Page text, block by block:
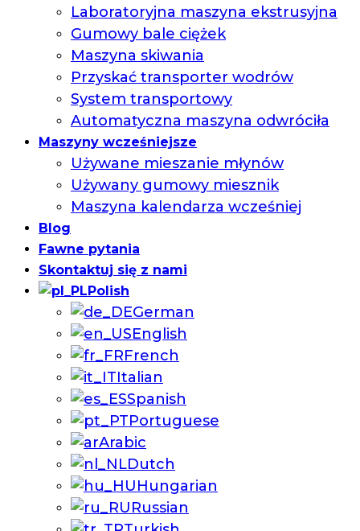
Laboratoryjna maszyna ekstrusyjna
Gumowy bale ciężek
Maszyna skiwania
Przyskać transporter wodrów
System transportowy
Automatyczna maszyna odwróciła
Maszyny wcześniejsze
Używane mieszanie młynów
Używany gumowy miesznik
Maszyna kalendarza wcześniej
Blog
Fawne pytania
Skontaktuj się z nami
Polish
German
English
French
Italian
Spanish
Portuguese
Arabic
Dutch
Hungarian
Russian